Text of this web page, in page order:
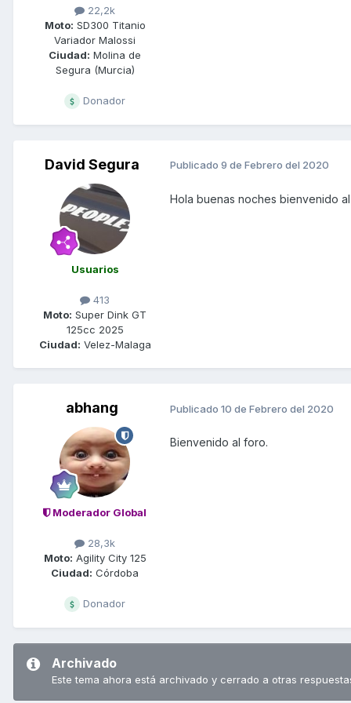
22,2k
Moto: SD300 Titanio
Variador Malossi
Ciudad: Molina de
Segura (Murcia)
Donador
David Segura
Usuarios
413
Moto: Super Dink GT
125cc 2025
Ciudad: Velez-Malaga
Publicado 9 de Febrero del 2020
Hola buenas noches bienvenido
abhang
Moderador Global
28,3k
Moto: Agility City 125
Ciudad: Córdoba
Donador
Publicado 10 de Febrero del 2020
Bienvenido al foro.
Archivado
Este tema ahora está archivado y cerrado a otras